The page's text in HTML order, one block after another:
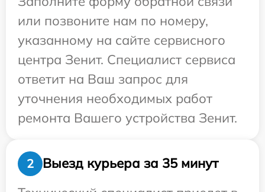
или позвоните нам по номеру,
указанному на сайте сервисного
центра Зенит. Специалист сервиса
ответит на Ваш запрос для
уточнения необходимых работ
ремонта Вашего устройства Зенит.
2
Выезд курьера за 35 минут